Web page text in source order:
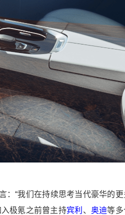
：“我们在持续思考当代豪华的
极氪之前曾主持宾利 、 奥迪等多